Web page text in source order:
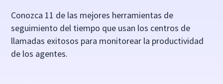
Conozca 11 de las mejores herramientas de
seguimiento del tiempo que usan los centros de
llamadas exitosos para monitorear la productividad
de los agentes.